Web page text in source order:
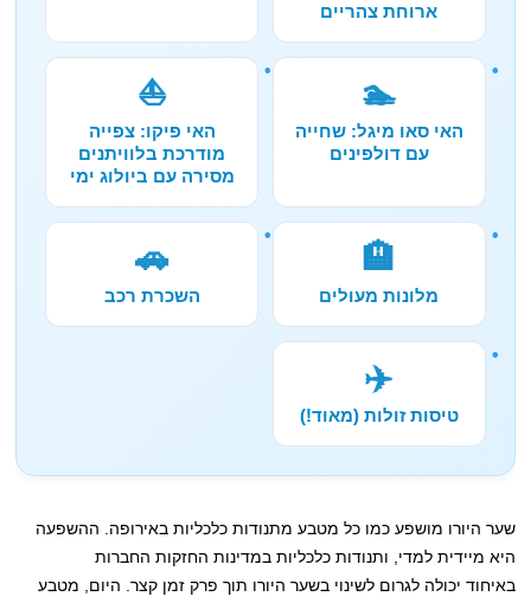
ארוחת צהריים
🏊
האי סאו מיגל: שחייה
עם דולפינים
⛵
האי פיקו: צפייה
מודרכת בלוויתנים
מסירה עם ביולוג ימי
🏨
מלונות מעולים
🚗
השכרת רכב
✈️
טיסות זולות (מאוד!)
שער היורו מושפע כמו כל מטבע מתנודות כלכליות באירופה. ההשפעה
היא מיידית למדי, ותנודות כלכליות במדינות החזקות החברות
באיחוד יכולה לגרום לשינוי בשער היורו תוך פרק זמן קצר. היום, מטבע